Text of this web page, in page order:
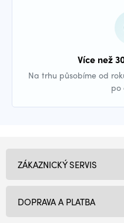
Více než
Na trhu působíme od
po
ZÁKAZNICKÝ SERVIS
DOPRAVA A PLATBA